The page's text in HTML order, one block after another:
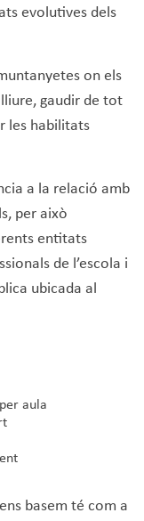
evolutives dels
on els
gaudir de tot
les habilitats
a la relació amb
per això
entitats
de l’escola i
ubicada al
aula
basem té com a